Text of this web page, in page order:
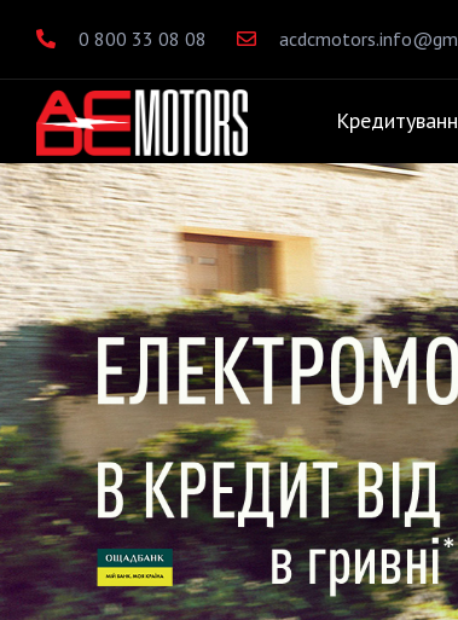
0 800 33 08 08